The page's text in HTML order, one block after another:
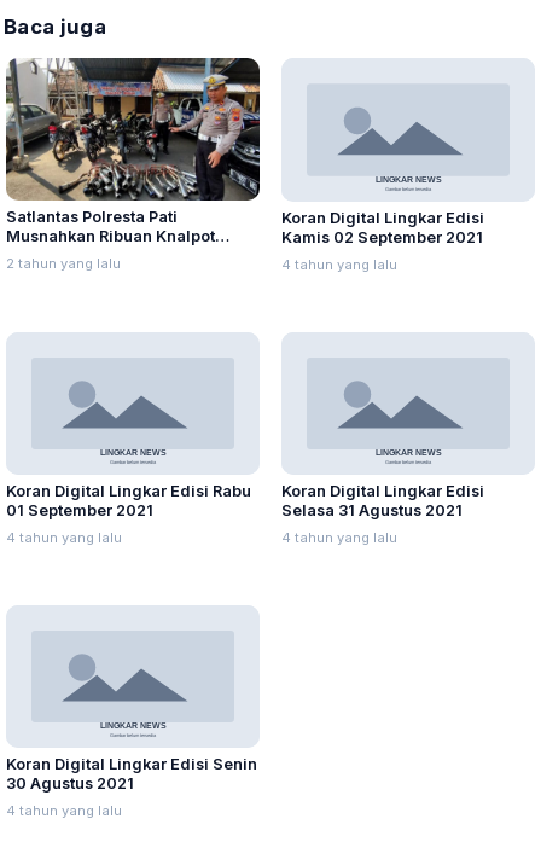
Baca juga
Satlantas Polresta Pati
Musnahkan Ribuan Knalpot
Brong
2 tahun yang lalu
Koran Digital Lingkar Edisi
Kamis 02 September 2021
4 tahun yang lalu
Koran Digital Lingkar Edisi Rabu
01 September 2021
4 tahun yang lalu
Koran Digital Lingkar Edisi
Selasa 31 Agustus 2021
4 tahun yang lalu
Koran Digital Lingkar Edisi Senin
30 Agustus 2021
4 tahun yang lalu